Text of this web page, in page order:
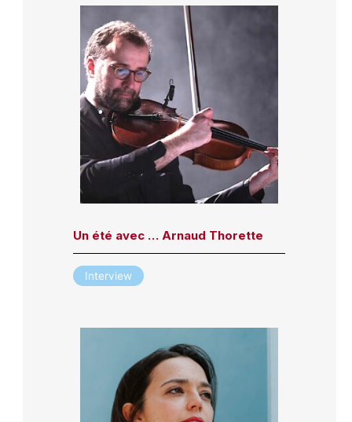
Un été avec … Arnaud Thorette
Interview